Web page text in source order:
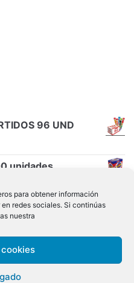
para obtener información
redes sociales. Si continúas
nuestra
96 UND
unidades
24u Priego